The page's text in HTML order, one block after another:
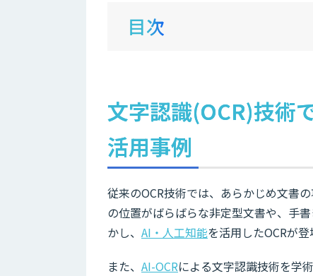
目次
文字認識(OCR)技術
活用事例
従来のOCR技術では、あらかじめ文書
の位置がばらばらな非定型文書や、手
かし、 AI・人工知能を活用したOCRが
また、 AI-OCRによる文字認識技術を学